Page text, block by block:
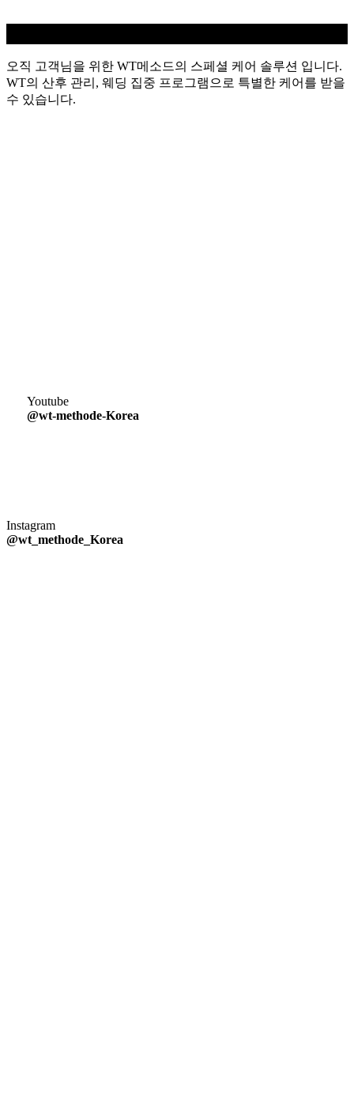
오직 고객님을 위한 WT메소드의 스페셜 케어 솔루션 입니다.
WT의 산후 관리, 웨딩 집중 프로그램으로 특별한 케어를 받을
수 있습니다.
Youtube
@wt-methode-Korea
Instagram
@wt_methode_Korea